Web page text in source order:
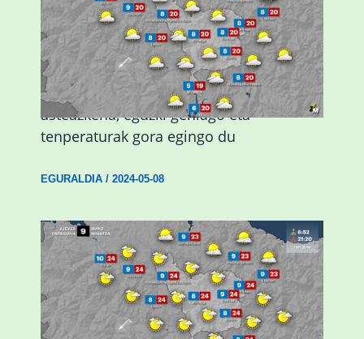
Eguraldiak hobera egingo du gaur,
asteazkena, eguzki gehiago eta
tenperaturak gora egingo du
EGURALDIA/ 2024-05-08